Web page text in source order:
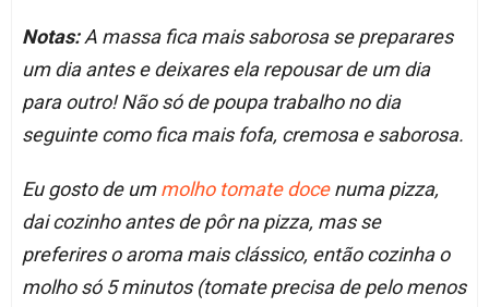
Notas:A massa fica mais saborosa se preparares
um dia antes e deixares ela repousar de um dia
para outro! Não só de poupa trabalho no dia
seguinte como fica mais fofa, cremosa e saborosa.
Eu gosto de ummolho tomate docenuma pizza,
dai cozinho antes de pôr na pizza, mas se
preferires o aroma mais clássico, então cozinha o
molho só 5 minutos (tomate precisa de pelo menos